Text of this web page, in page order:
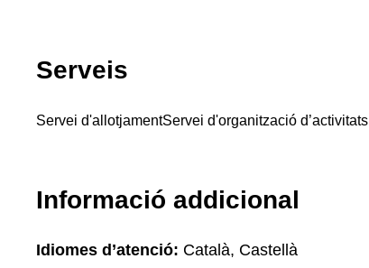
Serveis
Servei d'allotjamentServei d'organització d’activitats
Informació addicional
Idiomes d’atenció: Català, Castellà